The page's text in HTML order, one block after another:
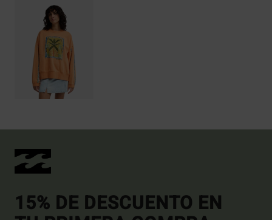
15% DE DESCUENTO EN